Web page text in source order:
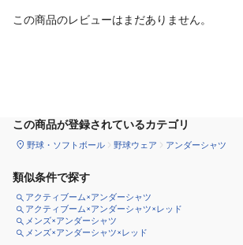
この商品のレビューはまだありません。
この商品が登録されているカテゴリ
野球・ソフトボール 野球ウェア アンダーシャツ
類似条件で探す
アクティブーム×アンダーシャツ
アクティブーム×アンダーシャツ×レッド
メンズ×アンダーシャツ
メンズ×アンダーシャツ×レッド